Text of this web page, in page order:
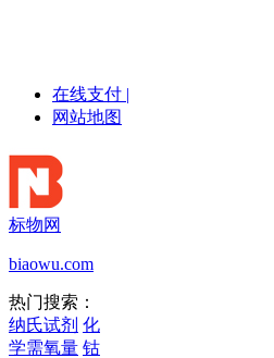
在线支付 |
网站地图
标物网
biaowu.com
热门搜索：
纳氏试剂 化
学需氧量 钴